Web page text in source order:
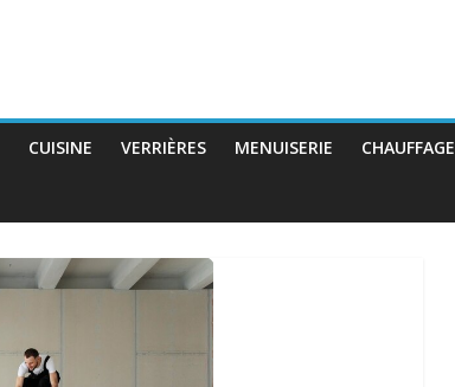
CUISINE VERRIÈRES MENUISERIE CHAUFFAGE